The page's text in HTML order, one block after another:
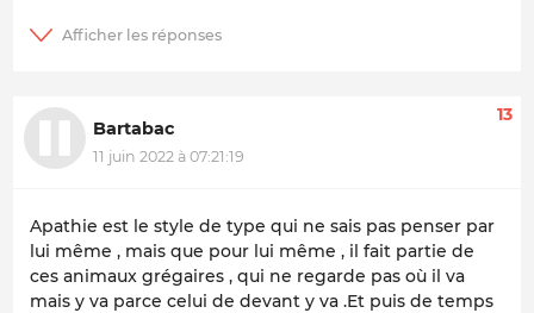
Bartabac
11 juin 2022 à 07:21:19
13
Apathie est le style de type qui ne sais pas penser par
lui même , mais que pour lui même , il fait partie de
ces animaux grégaires , qui ne regarde pas où il va
mais y va parce celui de devant y va .Et puis de temps